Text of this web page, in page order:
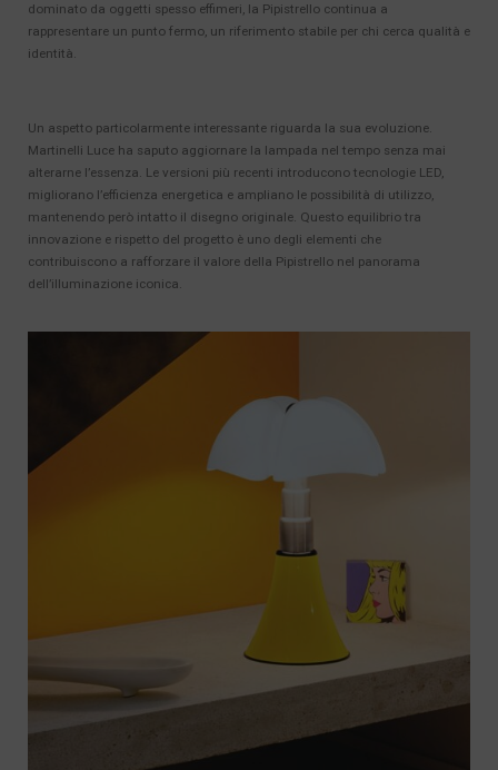
dominato da oggetti spesso effimeri, la Pipistrello continua a
rappresentare un punto fermo, un riferimento stabile per chi cerca qualità e
identità.
Un aspetto particolarmente interessante riguarda la sua evoluzione.
Martinelli Luce ha saputo aggiornare la lampada nel tempo senza mai
alterarne l’essenza. Le versioni più recenti introducono tecnologie LED,
migliorano l’efficienza energetica e ampliano le possibilità di utilizzo,
mantenendo però intatto il disegno originale. Questo equilibrio tra
innovazione e rispetto del progetto è uno degli elementi che
contribuiscono a rafforzare il valore della Pipistrello nel panorama
dell’illuminazione iconica.